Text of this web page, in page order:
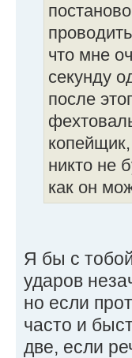
что мне
секунду
после
копейщик,
никто не
как он
Я бы с
ударов
но если
часто и
две, если